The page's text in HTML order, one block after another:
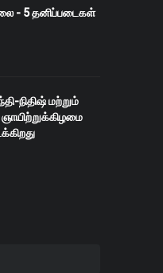
- 5 தனிப்படைகள்
நிதிஷ் மற்றும்
ஞாயிற்றுக்கிழமை